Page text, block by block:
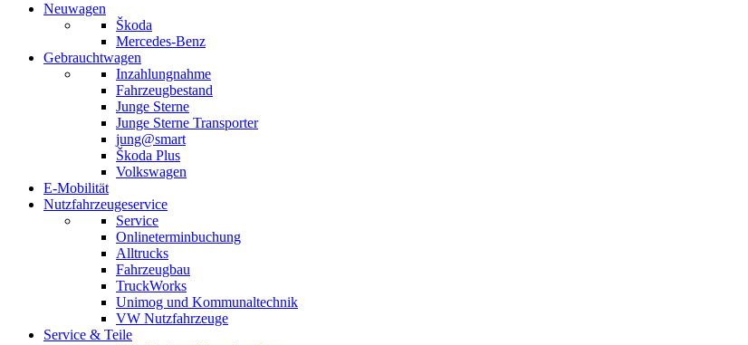
Neuwagen
Škoda
Mercedes-Benz
Gebrauchtwagen
Inzahlungnahme
Fahrzeugbestand
Junge Sterne
Junge Sterne Transporter
jung@smart
Škoda Plus
Volkswagen
E-Mobilität
Nutzfahrzeugeservice
Service
Onlineterminbuchung
Alltrucks
Fahrzeugbau
TruckWorks
Unimog und Kommunaltechnik
VW Nutzfahrzeuge
Service & Teile